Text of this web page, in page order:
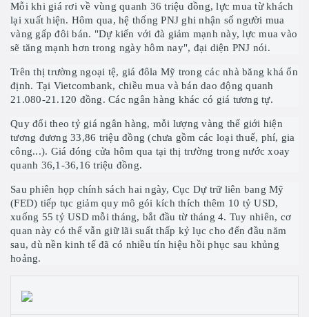
Mỗi khi giá rơi về vùng quanh 36 triệu đồng, lực mua từ khách
lại xuất hiện. Hôm qua, hệ thống PNJ ghi nhận số người mua
vàng gấp đôi bán. "Dự kiến với đà giảm mạnh này, lực mua vào
sẽ tăng mạnh hơn trong ngày hôm nay", đại diện PNJ nói.
Trên thị trường ngoại tệ, giá đôla Mỹ trong các nhà băng khá ổn
định. Tại Vietcombank, chiều mua và bán dao động quanh
21.080-21.120 đồng. Các ngân hàng khác có giá tương tự.
Quy đổi theo tỷ giá ngân hàng, mỗi lượng vàng thế giới hiện
tương đương 33,86 triệu đồng (chưa gồm các loại thuế, phí, gia
công...). Giá đóng cửa hôm qua tại thị trường trong nước xoay
quanh 36,1-36,16 triệu đồng.
Sau phiên họp chính sách hai ngày, Cục Dự trữ liên bang Mỹ
(FED) tiếp tục giảm quy mô gói kích thích thêm 10 tỷ USD,
xuống 55 tỷ USD mỗi tháng, bắt đầu từ tháng 4. Tuy nhiên, cơ
quan này có thể vẫn giữ lãi suất thấp kỷ lục cho đến đầu năm
sau, dù nền kinh tế đã có nhiều tín hiệu hồi phục sau khủng
hoảng.